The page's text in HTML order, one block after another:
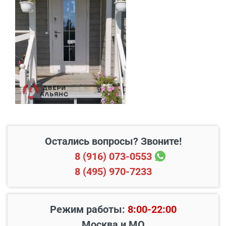
тщательно продуманы и выполнены с высоким
качеством, что свидетельствует о
профессионализме нашей компанией.
В пределах МКАД и в
радиусе 20 км от него
Бесплатно*
Свыше 20 км от МКАД 45 руб./км
Подъем до квартиры 200 руб./этаж
Остались вопросы? Звоните!
8 (916) 073-0553
8 (495) 970-7233
Режим работы: 8:00-22:00